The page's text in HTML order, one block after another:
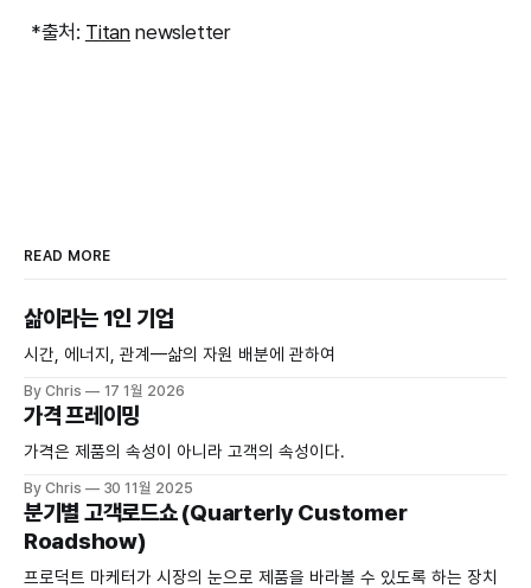
*출처: Titan newsletter
READ MORE
삶이라는 1인 기업
시간, 에너지, 관계—삶의 자원 배분에 관하여
By Chris 17 1월 2026
가격 프레이밍
가격은 제품의 속성이 아니라 고객의 속성이다.
By Chris 30 11월 2025
분기별 고객로드쇼 (Quarterly Customer
Roadshow)
프로덕트 마케터가 시장의 눈으로 제품을 바라볼 수 있도록 하는 장치